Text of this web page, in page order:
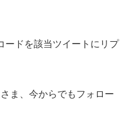
ードを該当ツイートにリプ
ま、今からでもフォロー